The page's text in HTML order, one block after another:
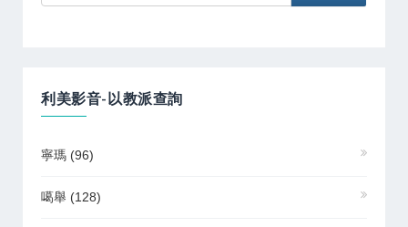
利美影音-以教派查詢
寧瑪 (96)
噶舉 (128)